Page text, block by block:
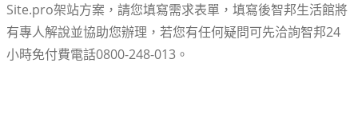
Site.pro架站方案，請您填寫需求表單，填寫後智邦生活館將
有專人解說並協助您辦理，若您有任何疑問可先洽詢智邦24
小時免付費電話0800-248-013。